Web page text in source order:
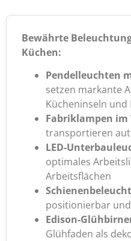
Bewährte
Küchen:
Pendelleuchten
setzen markante
Kücheninseln und
Fabriklampen im
transportieren
LED-
optimales
Arbeitsflächen
positionierbar
Edison-
Glühfaden als